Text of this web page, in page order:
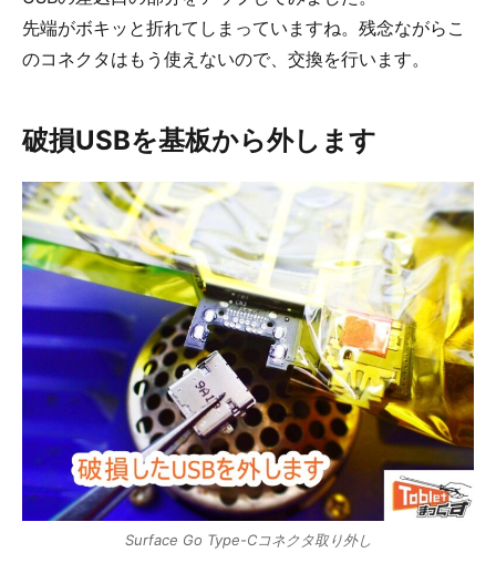
先端がボキッと折れてしまっていますね。残念ながらこ
のコネクタはもう使えないので、交換を行います。
破損USBを基板から外します
Surface Go Type-Cコネクタ取り外し